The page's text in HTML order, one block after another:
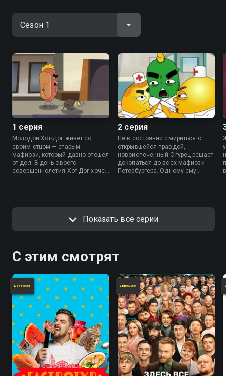
1 серия
Молодой Хот-Дог живет со
своим отцом — старым
мафиози, который давно отошел
от дел. В день своего
совершеннолетия Хот-Дог хочет
булки и внедряется в банды
вредной и полезной еды, чтобы
2 серия
Не в состоянии смириться с
открывшейся правдой,
новоиспеченный Огурец решает
докопаться до всех мафиози
Петербургера. Одному ему
Показать все серии
С этим смотрят